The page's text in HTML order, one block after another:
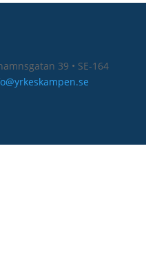
39 • SE-164